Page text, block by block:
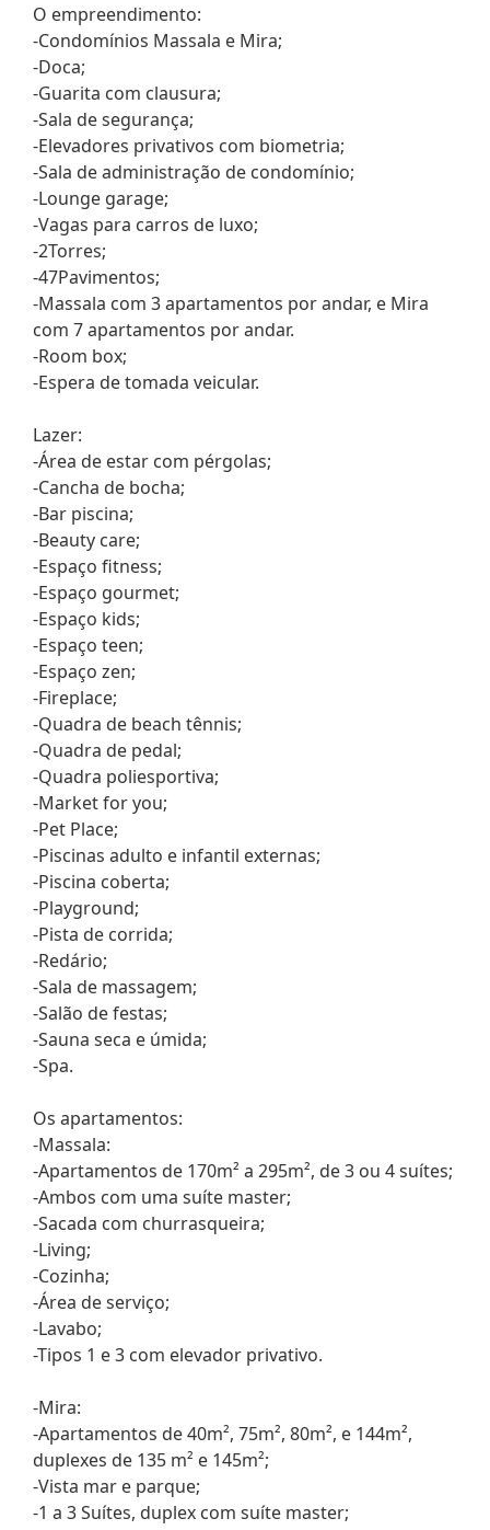
O empreendimento:
-Condomínios Massala e Mira;
-Doca;
-Guarita com clausura;
-Sala de segurança;
-Elevadores privativos com biometria;
-Sala de administração de condomínio;
-Lounge garage;
-Vagas para carros de luxo;
-2Torres;
-47Pavimentos;
-Massala com 3 apartamentos por andar, e Mira
com 7 apartamentos por andar.
-Room box;
-Espera de tomada veicular.
Lazer:
-Área de estar com pérgolas;
-Cancha de bocha;
-Bar piscina;
-Beauty care;
-Espaço fitness;
-Espaço gourmet;
-Espaço kids;
-Espaço teen;
-Espaço zen;
-Fireplace;
-Quadra de beach tênnis;
-Quadra de pedal;
-Quadra poliesportiva;
-Market for you;
-Pet Place;
-Piscinas adulto e infantil externas;
-Piscina coberta;
-Playground;
-Pista de corrida;
-Redário;
-Sala de massagem;
-Salão de festas;
-Sauna seca e úmida;
-Spa.
Os apartamentos:
-Massala:
-Apartamentos de 170m² a 295m², de 3 ou 4 suítes;
-Ambos com uma suíte master;
-Sacada com churrasqueira;
-Living;
-Cozinha;
-Área de serviço;
-Lavabo;
-Tipos 1 e 3 com elevador privativo.
-Mira:
-Apartamentos de 40m², 75m², 80m², e 144m²,
duplexes de 135 m² e 145m²;
-Vista mar e parque;
-1 a 3 Suítes, duplex com suíte master;